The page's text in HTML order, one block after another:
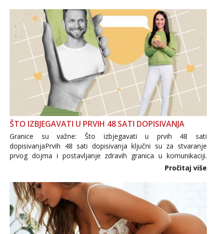
ŠTO IZBJEGAVATI U PRVIH 48 SATI DOPISIVANJA
Granice su važne: Što izbjegavati u prvih 48 sati
dopisivanjaPrvih 48 sati dopisivanja ključni su za stvaranje
prvog dojma i postavljanje zdravih granica u komunikaciji.
Važno je izbjeći prebrzo otkrivanje osobnih ili intimnih
informacija, jer nepoznata osoba još nije zaslužila to
povjerenje. Takođe...
Pročitaj više